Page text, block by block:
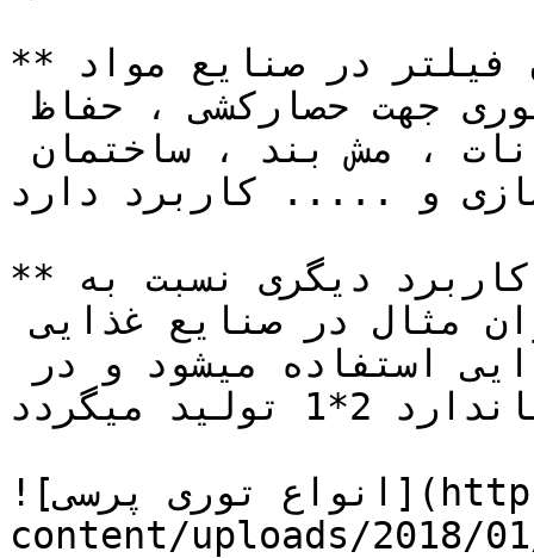
**توری پرسی سبک** نیز به عنوان فیلتر در صنایع مواد
و ..... کاربرد دارد.
**توری پرسی گالوانیزه** اما کاربرد دیگری نسبت به
توری پرسی آهن دارد که به عنوان مثال در صنایع غذایی
ابعاد استاندارد 2*1 تولید میگردد.
![انواع توری پرسی](https://tajhiz-sanat.com/wp-
content/uploads/2018/